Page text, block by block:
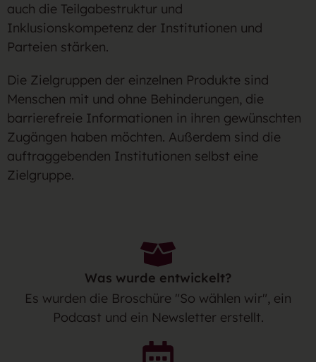
auch die Teilgabestruktur und
Inklusionskompetenz der Institutionen und
Parteien stärken.
Die Zielgruppen der einzelnen Produkte sind
Menschen mit und ohne Behinderungen, die
barrierefreie Informationen in ihren gewünschten
Zugängen haben möchten. Außerdem sind die
auftraggebenden Institutionen selbst eine
Zielgruppe.
Was wurde entwickelt?
Es wurden die Broschüre "So wählen wir", ein
Podcast und ein Newsletter erstellt.